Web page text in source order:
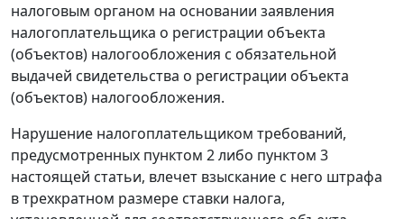
налоговым органом на основании заявления
налогоплательщика о регистрации объекта
(объектов) налогообложения с обязательной
выдачей свидетельства о регистрации объекта
(объектов) налогообложения.
Нарушение налогоплательщиком требований,
предусмотренных пунктом 2либо пунктом 3
настоящей статьи, влечет взыскание с него штрафа
в трехкратном размере ставки налога,